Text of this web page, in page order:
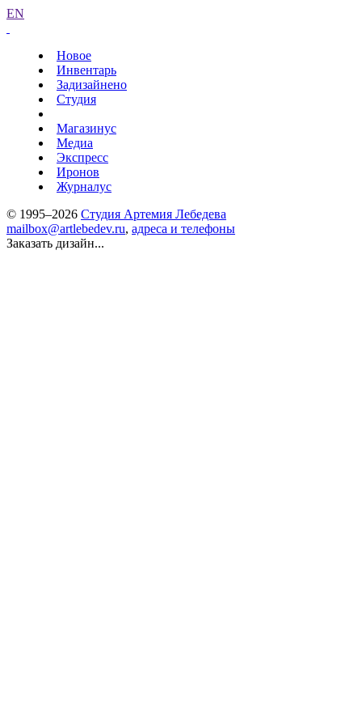
EN
Новое
Инвентарь
Задизайнено
Студия
Магазинус
Медиа
Экспресс
Иронов
Журналус
© 1995–2026 Студия Артемия Лебедева
mailbox@artlebedev.ru, адреса и телефоны
Заказать дизайн...